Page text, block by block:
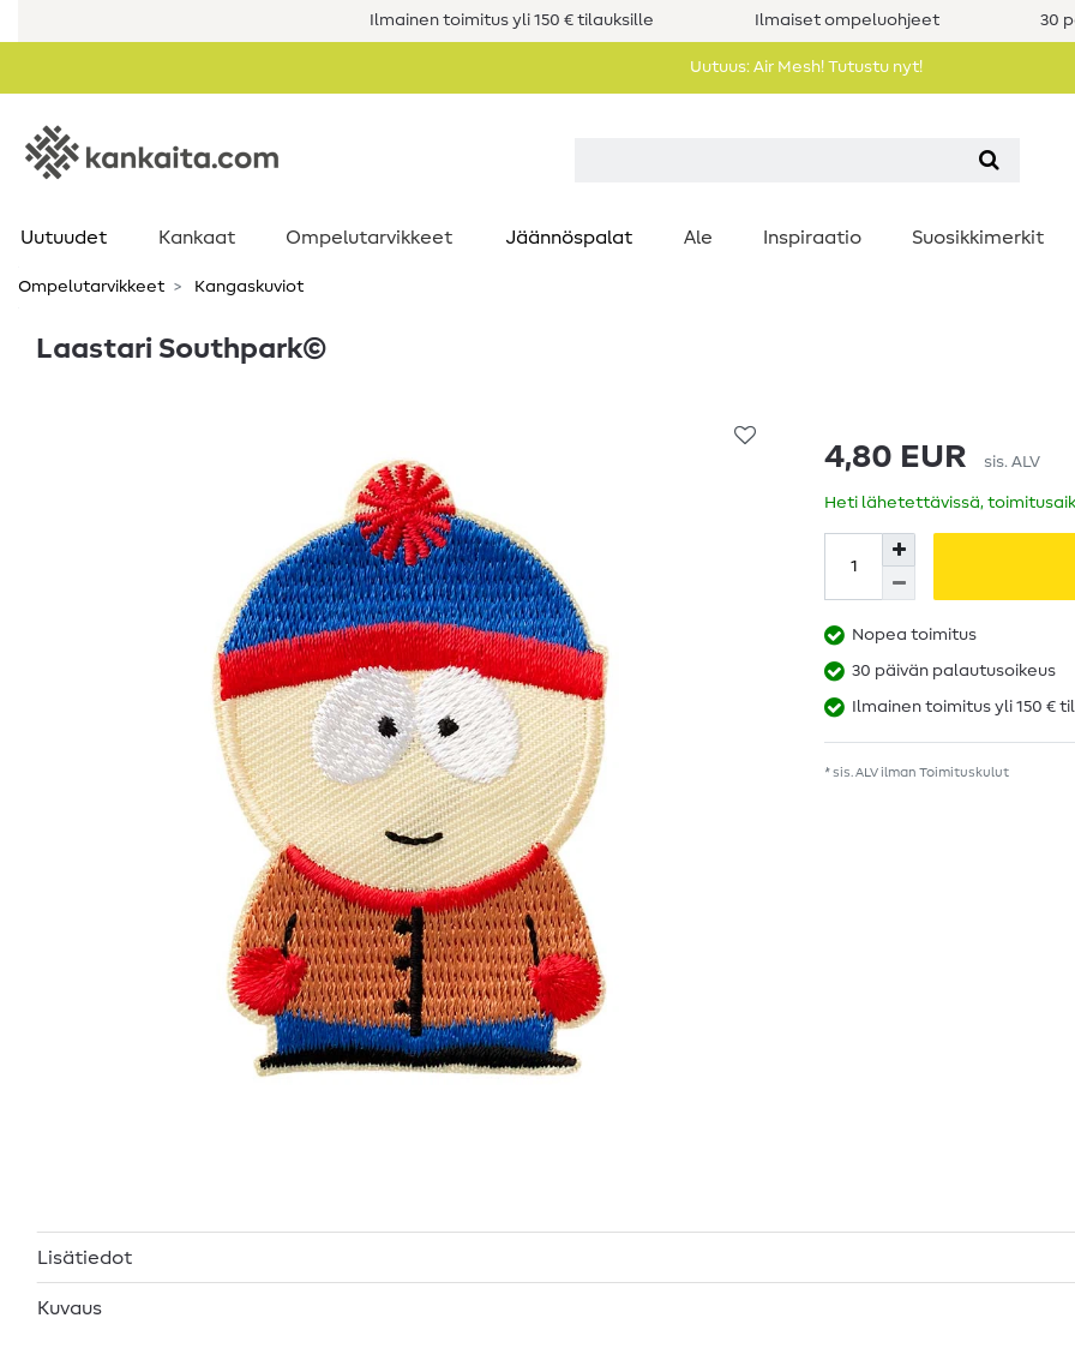
Ilmainen toimitus yli 150 € tilauksille Ilmaiset ompeluohjeet 30
Uutuus: Air Mesh! Tutustu nyt!
Uutuudet Kankaat Ompelutarvikkeet Jäännöspalat Ale Inspiraatio Suosikkimerkit
Ompelutarvikkeet Kangaskuviot
Laastari Southpark©
4,80 EUR sis. ALV
Heti lähetettävissä,
Nopea toimitus
30 päivän palautusoikeus
Ilmainen toimitus yli 150 €
* sis. ALV ilman Toimituskulut
Lisätiedot
Kuvaus